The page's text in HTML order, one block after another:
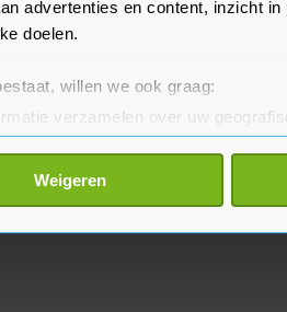
advertenties en content, inzicht
doelen.
willen we ook graag:
verzamelen over uw
identificeren door het
over hoe uw persoonlijke
op elk moment wijzigen of
Weigeren